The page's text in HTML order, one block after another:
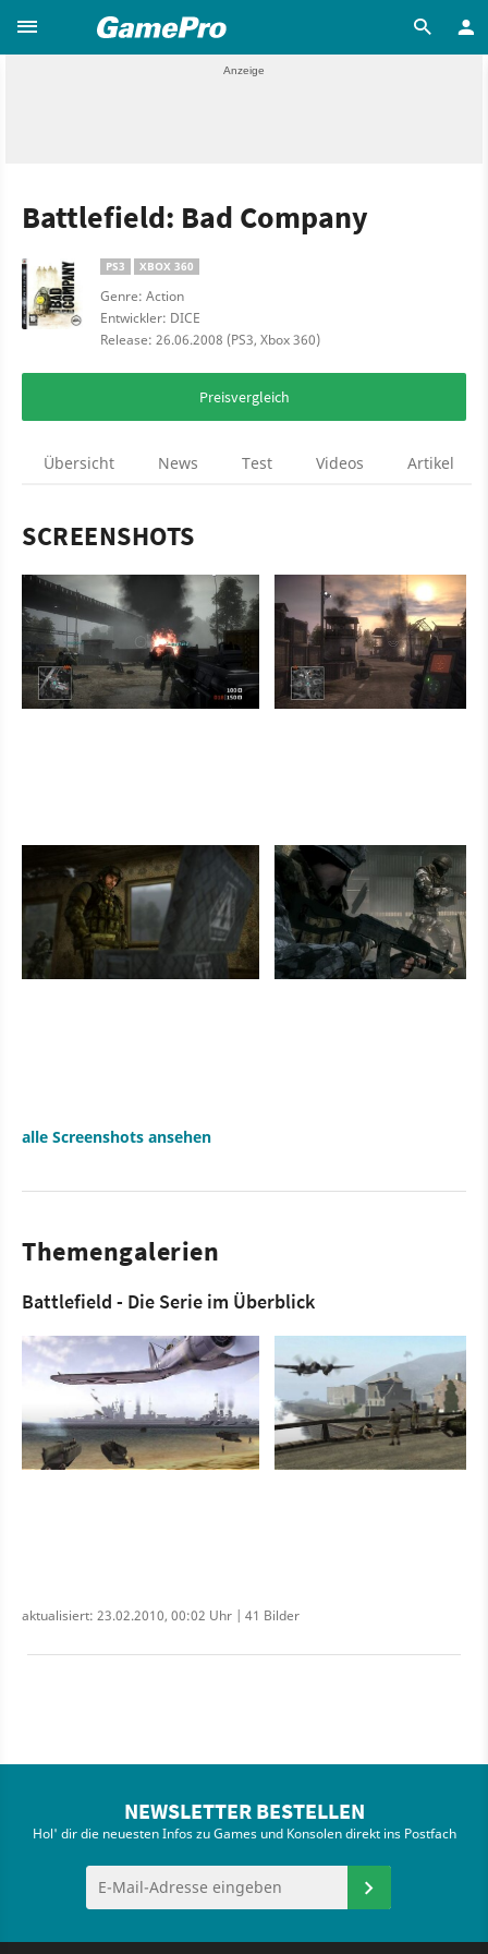
Battlefield: Bad Company
PS3 XBOX 360
Genre: Action
Entwickler: DICE
Release: 26.06.2008 (PS3, Xbox 360)
Preisvergleich
Übersicht News Test Videos Artikel
SCREENSHOTS
alle Screenshots ansehen
Themengalerien
Battlefield - Die Serie im Überblick
aktualisiert: 23.02.2010, 00:02 Uhr | 41 Bilder
NEWSLETTER BESTELLEN
Hol' dir die neuesten Infos zu Games und Konsolen direkt ins Postfach